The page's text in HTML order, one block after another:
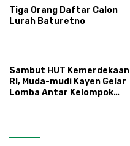
Tiga Orang Daftar Calon
Lurah Baturetno
Sambut HUT Kemerdekaan
RI, Muda-mudi Kayen Gelar
Lomba Antar Kelompok